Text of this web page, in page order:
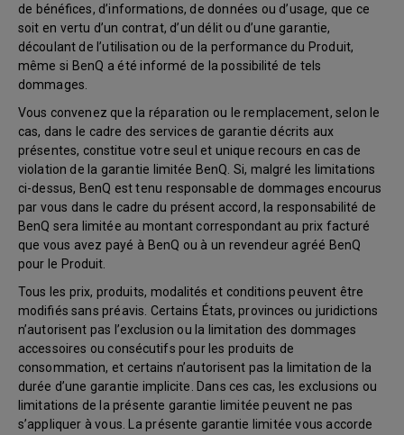
de bénéfices, d’informations, de données ou d’usage, que ce
soit en vertu d’un contrat, d’un délit ou d’une garantie,
découlant de l’utilisation ou de la performance du Produit,
même si BenQ a été informé de la possibilité de tels
dommages.
Vous convenez que la réparation ou le remplacement, selon le
cas, dans le cadre des services de garantie décrits aux
présentes, constitue votre seul et unique recours en cas de
violation de la garantie limitée BenQ. Si, malgré les limitations
ci-dessus, BenQ est tenu responsable de dommages encourus
par vous dans le cadre du présent accord, la responsabilité de
BenQ sera limitée au montant correspondant au prix facturé
que vous avez payé à BenQ ou à un revendeur agréé BenQ
pour le Produit.
Tous les prix, produits, modalités et conditions peuvent être
modifiés sans préavis. Certains États, provinces ou juridictions
n’autorisent pas l’exclusion ou la limitation des dommages
accessoires ou consécutifs pour les produits de
consommation, et certains n’autorisent pas la limitation de la
durée d’une garantie implicite. Dans ces cas, les exclusions ou
limitations de la présente garantie limitée peuvent ne pas
s’appliquer à vous. La présente garantie limitée vous accorde